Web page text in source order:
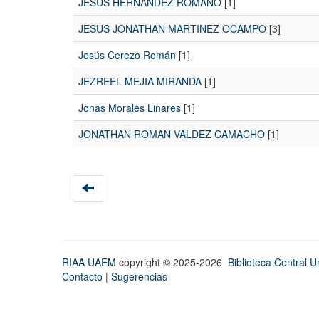
JESUS JONATHAN MARTINEZ OCAMPO [3]
Jesús Cerezo Román [1]
JEZREEL MEJIA MIRANDA [1]
Jonas Morales Linares [1]
JONATHAN ROMAN VALDEZ CAMACHO [1]
RIAA UAEM copyright © 2025-2026 Biblioteca Central
Contacto | Sugerencias